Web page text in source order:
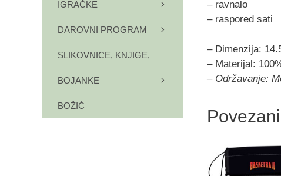
– ravnalo
– raspored sati
– Dimenzija:
– Materijal:
– Održavanje:
IGRAČKE
DAROVNI PROGRAM
SLIKOVNICE, KNJIGE,
BOJANKE
BOŽIĆ